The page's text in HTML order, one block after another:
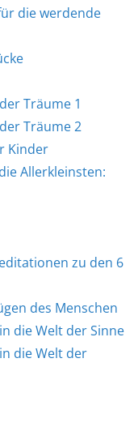
die werdende
Träume 1
Träume 2
Kinder
Allerkleinsten:
zu den 6
des Menschen
die Welt der Sinne
die Welt der